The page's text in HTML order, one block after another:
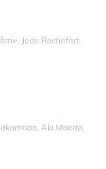
Jean Rochefort,
Aki Maeda,